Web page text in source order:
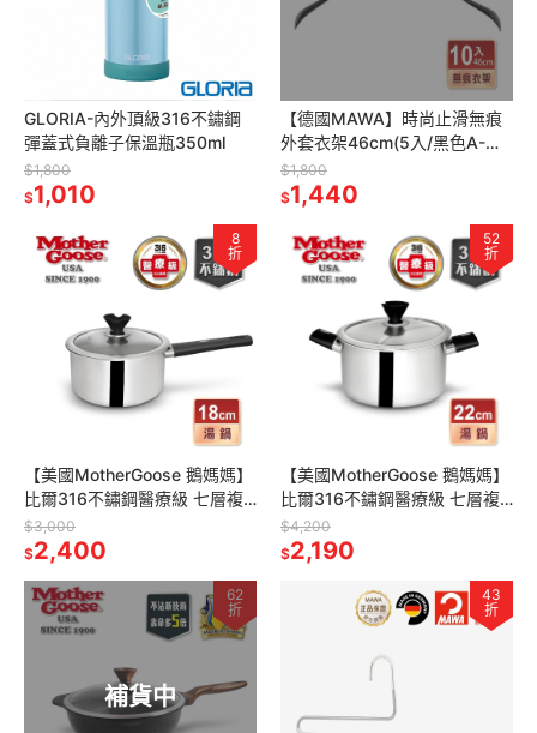
GLORIA-內外頂級316不鏽鋼
彈蓋式負離子保溫瓶350ml
$1,800
$1,010
【德國MAWA】時尚止滑無痕
外套衣架46cm(5入/黑色A-
4421B) 防滑衣架 止滑衣架 德
國原裝
$1,800
$1,440
8
折
【美國MotherGoose 鵝媽媽】
比爾316不鏽鋼醫療級 七層複
合金 湯鍋(18cm)
$3,000
$2,400
52
折
【美國MotherGoose 鵝媽媽】
比爾316不鏽鋼醫療級 七層複
合金 雙耳湯鍋(22cm)
$4,200
$2,190
補貨中
62
折
43
折